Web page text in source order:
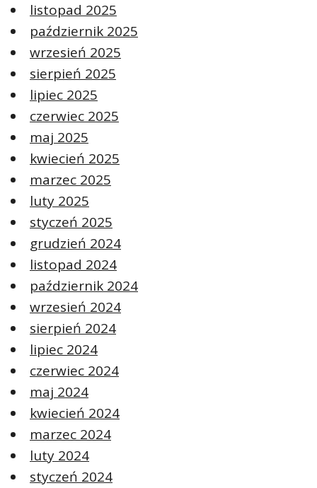
listopad 2025
październik 2025
wrzesień 2025
sierpień 2025
lipiec 2025
czerwiec 2025
maj 2025
kwiecień 2025
marzec 2025
luty 2025
styczeń 2025
grudzień 2024
listopad 2024
październik 2024
wrzesień 2024
sierpień 2024
lipiec 2024
czerwiec 2024
maj 2024
kwiecień 2024
marzec 2024
luty 2024
styczeń 2024